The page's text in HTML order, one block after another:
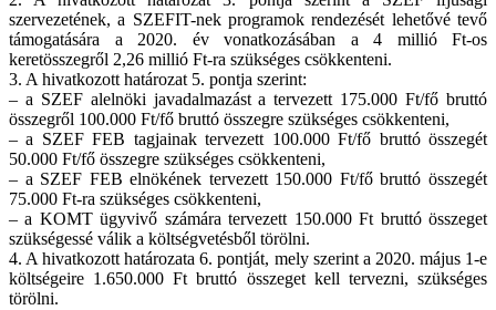
szervezetének, a SZEFIT-nek programok rendezését lehetővé tevő
támogatására a 2020. év vonatkozásában a 4 millió Ft-os
keretösszegről 2,26 millió Ft-ra szükséges csökkenteni.
3. A hivatkozott határozat 5. pontja szerint:
– a SZEF alelnöki javadalmazást a tervezett 175.000 Ft/fő bruttó
összegről 100.000 Ft/fő bruttó összegre szükséges csökkenteni,
– a SZEF FEB tagjainak tervezett 100.000 Ft/fő bruttó összegét
50.000 Ft/fő összegre szükséges csökkenteni,
– a SZEF FEB elnökének tervezett 150.000 Ft/fő bruttó összegét
75.000 Ft-ra szükséges csökkenteni,
– a KOMT ügyvivő számára tervezett 150.000 Ft bruttó összeget
szükségessé válik a költségvetésből törölni.
4. A hivatkozott határozata 6. pontját, mely szerint a 2020. május 1-e
költségeire 1.650.000 Ft bruttó összeget kell tervezni, szükséges
törölni.